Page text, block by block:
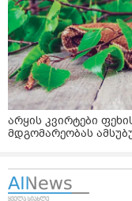
არყის კვირტები
მდგომარეობას